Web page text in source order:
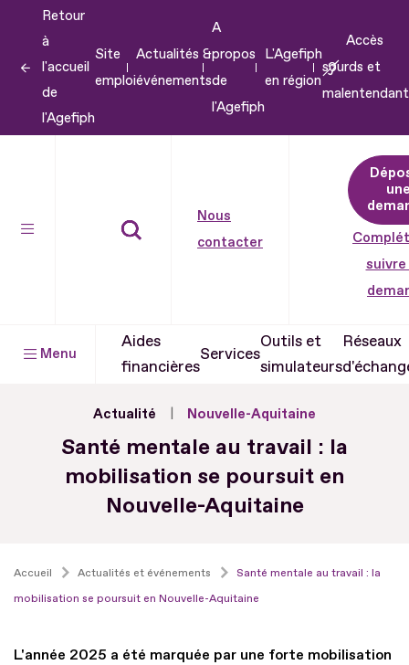
contenu
Retour
à
l'accueil
de
l'Agefiph
Site
emploi
Actualités &
événements
A
propos
de
l'Agefiph
L'Agefiph
en région
Accès
sourds et
Nous
contacter
suivre
Menu
Aides
financières
Services
Outils et
simulateurs
Réseaux
Actualité Nouvelle-Aquitaine
Santé mentale au travail : la
mobilisation se poursuit en
Nouvelle-Aquitaine
Accueil Actualités et événements
Santé mentale au travail : la
mobilisation se poursuit en Nouvelle-Aquitaine
L'année 2025 a été marquée par une forte mobilisation